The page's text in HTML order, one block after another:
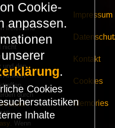
-
freies und
nicht
auf dieser
und den
Artikeln
durch
Berlin
. Wenn
Impressum
Kontakt
Cookies
Memories
Cookie-
anpassen.
.
Cookies
Inhalte